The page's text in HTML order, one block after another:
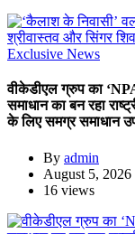
Exclusive News
वीकेडीएल ग्रुप का
समाधान का बन रहा
के लिए समग्र समाधान
By admin
August 5, 2026
16 views